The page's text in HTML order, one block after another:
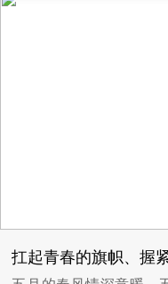
扛起青春的旗帜、握